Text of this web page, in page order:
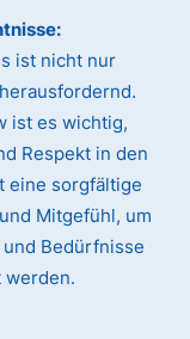
ist nicht nur
ist es wichtig,
Respekt in den
eine sorgfältige
Mitgefühl, um
Bedürfnisse